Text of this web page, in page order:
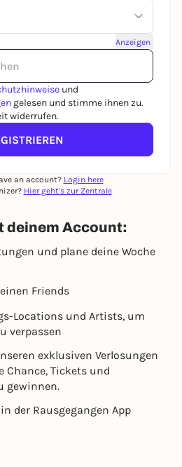
Anzeigen
und
gelesen und stimme ihnen zu.
widerrufen.
an account? Login here
Hier geht's zur Zentrale
deinem Account:
und plane deine Woche
Friends
Locations und Artists, um
verpassen
exklusiven Verlosungen
Chance, Tickets und
gewinnen.
der Rausgegangen App